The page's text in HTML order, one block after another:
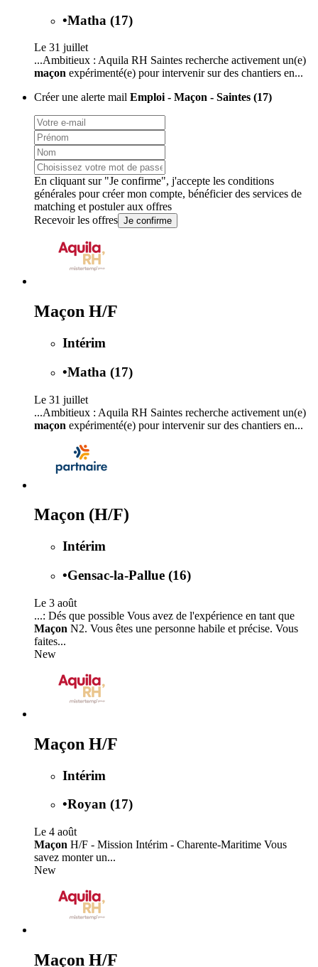
•Matha (17)
Le 31 juillet
...Ambitieux : Aquila RH Saintes recherche activement un(e)
maçon expérimenté(e) pour intervenir sur des chantiers en...
Créer une alerte mail Emploi - Maçon - Saintes (17)
En cliquant sur "Je confirme", j'accepte les conditions
générales pour créer mon compte, bénéficier des services de
matching et postuler aux offres
Recevoir les offres Je confirme
Maçon H/F
Intérim
•Matha (17)
Le 31 juillet
...Ambitieux : Aquila RH Saintes recherche activement un(e)
maçon expérimenté(e) pour intervenir sur des chantiers en...
Maçon (H/F)
Intérim
•Gensac-la-Pallue (16)
Le 3 août
...: Dés que possible Vous avez de l'expérience en tant que
Maçon N2. Vous êtes une personne habile et précise. Vous
faites...
New
Maçon H/F
Intérim
•Royan (17)
Le 4 août
Maçon H/F - Mission Intérim - Charente-Maritime Vous
savez monter un...
New
Maçon H/F